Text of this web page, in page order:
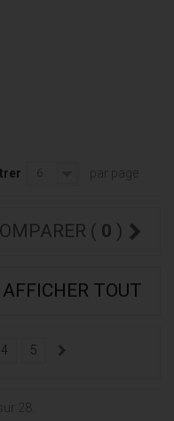
6 par page
COMPARER ( 0 )
AFFICHER TOUT
4 5
28.